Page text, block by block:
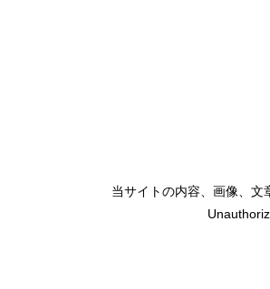
当サイトの内容、画像、